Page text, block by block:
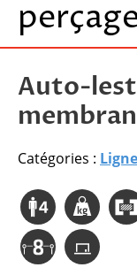
Auto-
Catégories :